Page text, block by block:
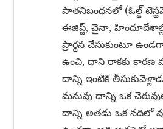
పాతనిబంధనలో (ఓల్డ్
ఈజిప్ట్, చైనా,
ప్రార్థన చేసుకుంటూ
ఉంచి, దాని రాకకు కారణ
దాన్ని ఇంటికి
మనువు దాన్ని ఒక
దాన్ని అతడు ఒక నదిలో